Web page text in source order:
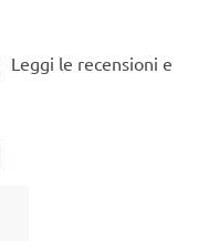
Leggi le recensioni e